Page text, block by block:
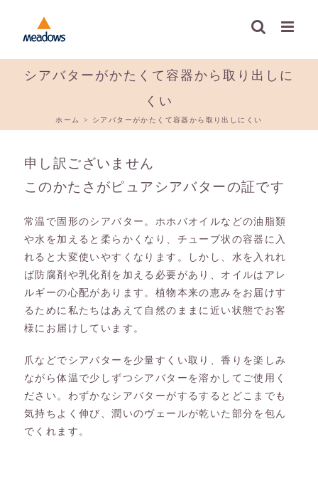
content
シアバターがかたくて容器から取り出しに
くい
ホーム > シアバターがかたくて容器から取り出しにくい
申し訳ございません
このかたさがピュアシアバターの証です
常温で固形のシアバター。ホホバオイルなどの油脂類
や水を加えると柔らかくなり、チューブ状の容器に入
れると大変使いやすくなります。しかし、水を入れれ
ば防腐剤や乳化剤を加える必要があり、オイルはアレ
ルギーの心配があります。植物本来の恵みをお届けす
るために私たちはあえて自然のままに近い状態でお客
様にお届けしています。
爪などでシアバターを少量すくい取り、香りを楽しみ
ながら体温で少しずつシアバターを溶かしてご使用く
ださい。わずかなシアバターがするするとどこまでも
気持ちよく伸び、潤いのヴェールが乾いた部分を包ん
でくれます。